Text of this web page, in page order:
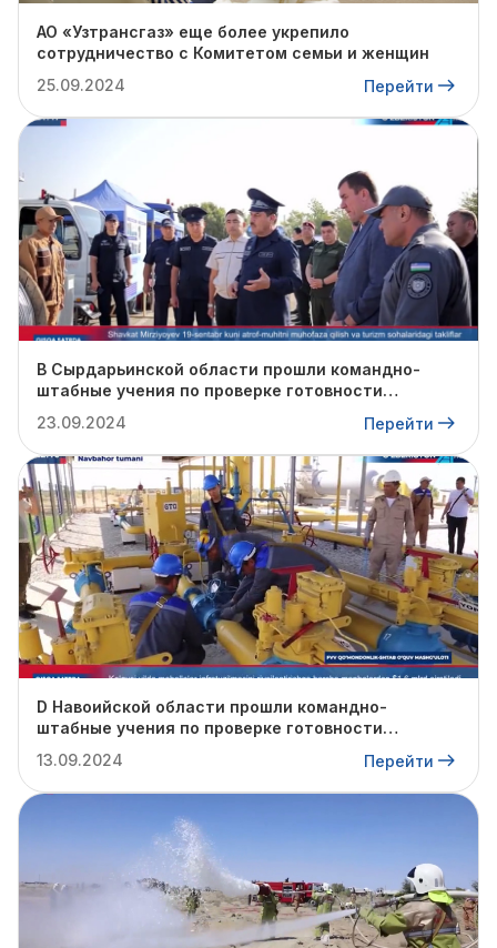
АО «Узтрансгаз» еще более укрепило
сотрудничество с Комитетом семьи и женщин
25.09.2024
Перейти
В Сырдарьинской области прошли командно-
штабные учения по проверке готовности
отопительному сезону.
23.09.2024 Перейти
D Навоийской области прошли командно-
штабные учения по проверке готовности
отопительному сезону.
13.09.2024 Перейти